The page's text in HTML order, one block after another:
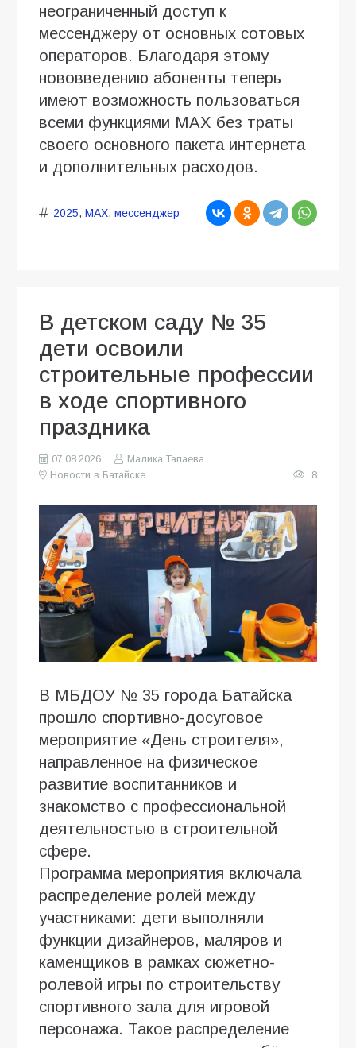
неограниченный доступ к
мессенджеру от основных сотовых
операторов. Благодаря этому
нововведению абоненты теперь
имеют возможность пользоваться
всеми функциями МАХ без траты
своего основного пакета интернета
и дополнительных расходов.
2025, MAX, мессенджер
В детском саду № 35
дети освоили
строительные профессии
в ходе спортивного
праздника
07.08.2026
Малика Тапаева
Новости в Батайске
8
В МБДОУ № 35 города Батайска
прошло спортивно-досуговое
мероприятие «День строителя»,
направленное на физическое
развитие воспитанников и
знакомство с профессиональной
деятельностью в строительной
сфере.
Программа мероприятия включала
распределение ролей между
участниками: дети выполняли
функции дизайнеров, маляров и
каменщиков в рамках сюжетно-
ролевой игры по строительству
спортивного зала для игровой
персонажа. Такое распределение